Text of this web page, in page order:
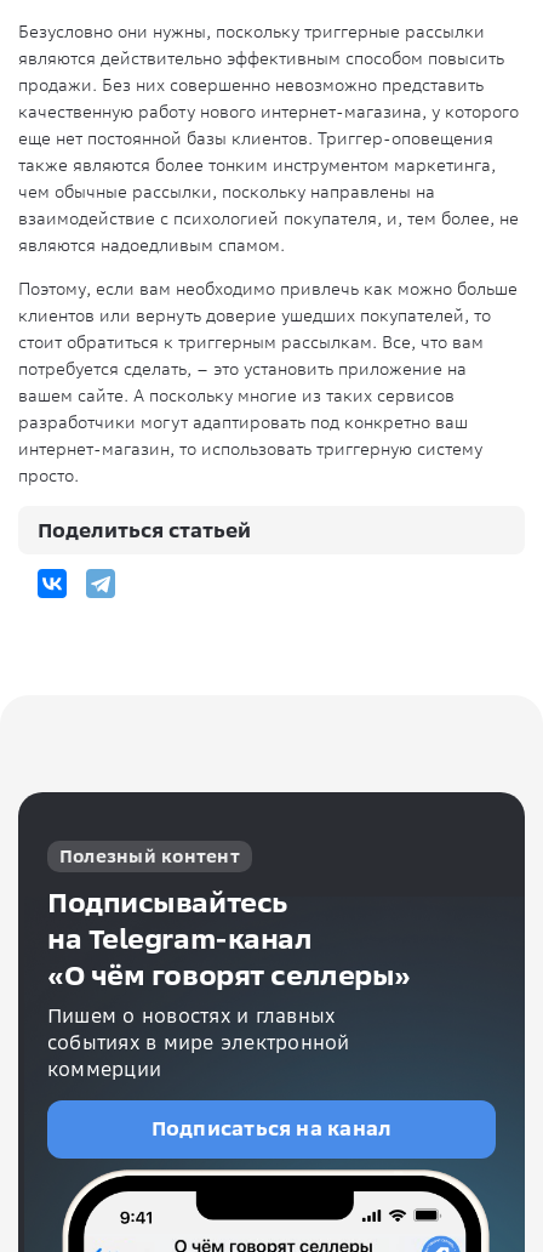
Безусловно они нужны, поскольку триггерные рассылки
являются действительно эффективным способом повысить
продажи. Без них совершенно невозможно представить
качественную работу нового интернет-магазина, у которого
еще нет постоянной базы клиентов. Триггер-оповещения
также являются более тонким инструментом маркетинга,
чем обычные рассылки, поскольку направлены на
взаимодействие с психологией покупателя, и, тем более, не
являются надоедливым спамом.
Поэтому, если вам необходимо привлечь как можно больше
клиентов или вернуть доверие ушедших покупателей, то
стоит обратиться к триггерным рассылкам. Все, что вам
потребуется сделать, – это установить приложение на
вашем сайте. А поскольку многие из таких сервисов
разработчики могут адаптировать под конкретно ваш
интернет-магазин, то использовать триггерную систему
просто.
Поделиться статьей
Полезный контент
Подписывайтесь
на Telegram-канал
«О чём говорят селлеры»
Пишем о новостях и главных
событиях в мире электронной
коммерции
Подписаться на канал